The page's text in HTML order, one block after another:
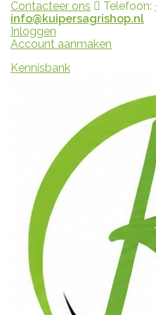
Contacteer ons Telefoon:
info@kuipersagrishop.nl
Inloggen
Account aanmaken
Kennisbank